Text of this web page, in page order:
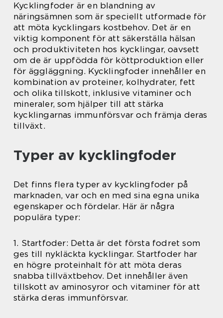
Kycklingfoder är en blandning av
näringsämnen som är speciellt utformade för
att möta kycklingars kostbehov. Det är en
viktig komponent för att säkerställa hälsan
och produktiviteten hos kycklingar, oavsett
om de är uppfödda för köttproduktion eller
för äggläggning. Kycklingfoder innehåller en
kombination av proteiner, kolhydrater, fett
och olika tillskott, inklusive vitaminer och
mineraler, som hjälper till att stärka
kycklingarnas immunförsvar och främja deras
tillväxt.
Typer av kycklingfoder
Det finns flera typer av kycklingfoder på
marknaden, var och en med sina egna unika
egenskaper och fördelar. Här är några
populära typer:
1. Startfoder: Detta är det första fodret som
ges till nykläckta kycklingar. Startfoder har
en högre proteinhalt för att möta deras
snabba tillväxtbehov. Det innehåller även
tillskott av aminosyror och vitaminer för att
stärka deras immunförsvar.